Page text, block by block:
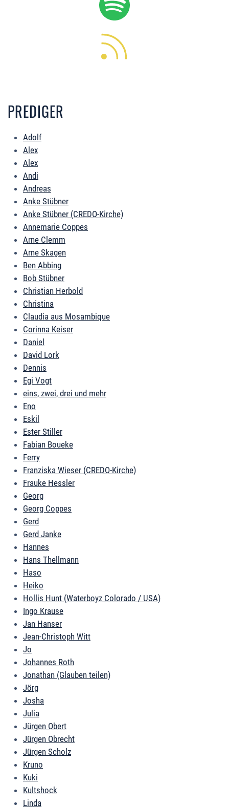
PREDIGER
Adolf
Alex
Alex
Andi
Andreas
Anke Stübner
Anke Stübner (CREDO-Kirche)
Annemarie Coppes
Arne Clemm
Arne Skagen
Ben Abbing
Bob Stübner
Christian Herbold
Christina
Claudia aus Mosambique
Corinna Keiser
Daniel
David Lork
Dennis
Egi Vogt
eins, zwei, drei und mehr
Eno
Eskil
Ester Stiller
Fabian Boueke
Ferry
Franziska Wieser (CREDO-Kirche)
Frauke Hessler
Georg
Georg Coppes
Gerd
Gerd Janke
Hannes
Hans Thellmann
Haso
Heiko
Hollis Hunt (Waterboyz Colorado / USA)
Ingo Krause
Jan Hanser
Jean-Christoph Witt
Jo
Johannes Roth
Jonathan (Glauben teilen)
Jörg
Josha
Julia
Jürgen Obert
Jürgen Obrecht
Jürgen Scholz
Kruno
Kuki
Kultshock
Linda